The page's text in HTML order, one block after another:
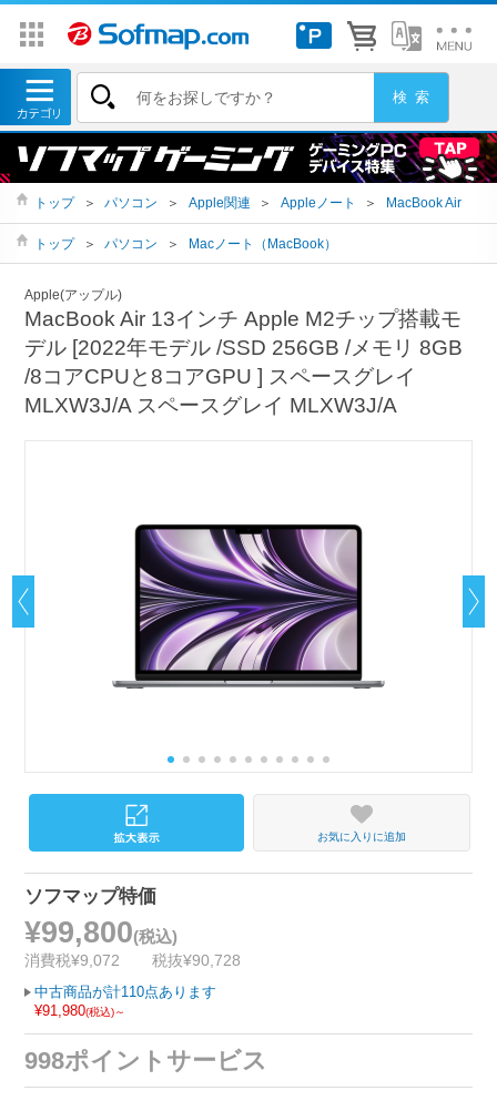
トップ ＞ パソコン ＞ Apple関連 ＞ Appleノート ＞ MacBook Air
トップ ＞ パソコン ＞ Macノート（MacBook）
Apple(アップル)
MacBook Air 13インチ Apple M2チップ搭載モ
デル [2022年モデル /SSD 256GB /メモリ 8GB
/8コアCPUと8コアGPU ] スペースグレイ
MLXW3J/A スペースグレイ MLXW3J/A
お気に入りに追加
ソフマップ特価
¥99,800(税込)
消費税¥9,072 税抜¥90,728
中古商品が計110点あります
¥91,980(税込)～
998ポイントサービス